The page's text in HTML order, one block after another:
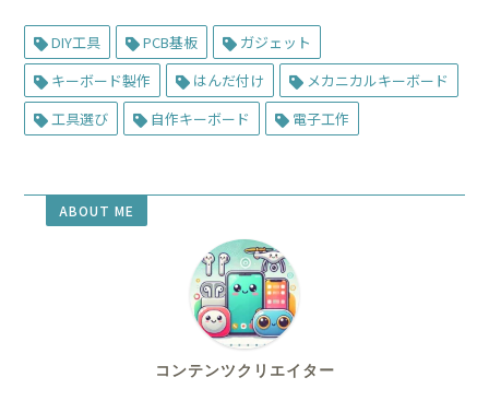
DIY工具 PCB基板
ガジェット
キーボード製作
はんだ付け
メカニカルキーボード
工具選び
自作キーボード 電子工作
ABOUT ME
コンテンツクリエイター